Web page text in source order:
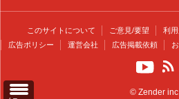
このサイトについて ご意見/要望 利
広告ポリシー
運営会社 広告掲載依頼
© Zender inc.